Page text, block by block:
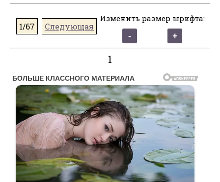
1/67 Следующая
Изменить размер шрифта:
1